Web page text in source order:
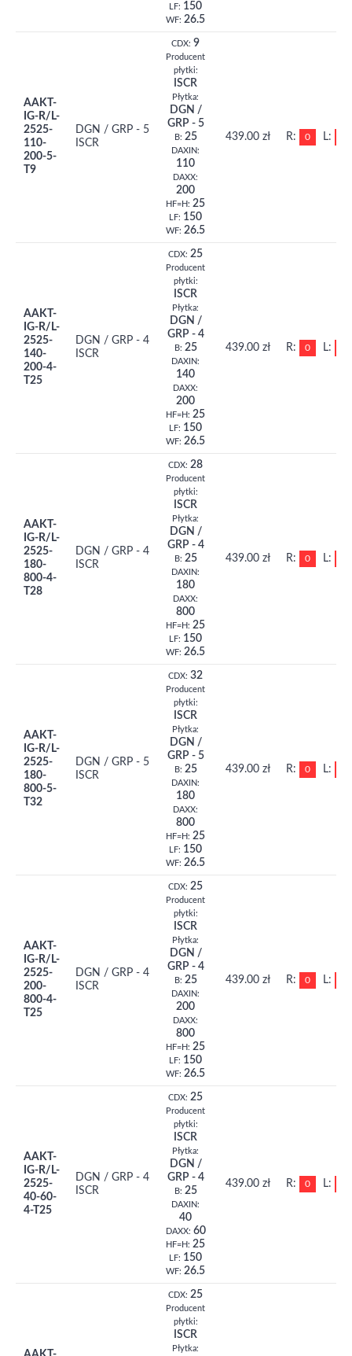
LF: 150
WF: 26.5
AAKT-
IG-R/L-
2525-
110-
200-5-
T9
DGN / GRP - 5
ISCR
CDX: 9
Producent
płytki:
ISCR
Płytka:
DGN /
GRP - 5
B: 25
DAXIN:
110
DAXX:
200
HF=H: 25
LF: 150
WF: 26.5
439.00 zł R: 0 L:
AAKT-
IG-R/L-
2525-
140-
200-4-
T25
DGN / GRP - 4
ISCR
CDX: 25
Producent
płytki:
ISCR
Płytka:
DGN /
GRP - 4
B: 25
DAXIN:
140
DAXX:
200
HF=H: 25
LF: 150
WF: 26.5
439.00 zł R: 0 L:
AAKT-
IG-R/L-
2525-
180-
800-4-
T28
DGN / GRP - 4
ISCR
CDX: 28
Producent
płytki:
ISCR
Płytka:
DGN /
GRP - 4
B: 25
DAXIN:
180
DAXX:
800
HF=H: 25
LF: 150
WF: 26.5
439.00 zł R: 0 L:
AAKT-
IG-R/L-
2525-
180-
800-5-
T32
DGN / GRP - 5
ISCR
CDX: 32
Producent
płytki:
ISCR
Płytka:
DGN /
GRP - 5
B: 25
DAXIN:
180
DAXX:
800
HF=H: 25
LF: 150
WF: 26.5
439.00 zł R: 0 L:
AAKT-
IG-R/L-
2525-
200-
800-4-
T25
DGN / GRP - 4
ISCR
CDX: 25
Producent
płytki:
ISCR
Płytka:
DGN /
GRP - 4
B: 25
DAXIN:
200
DAXX:
800
HF=H: 25
LF: 150
WF: 26.5
439.00 zł R: 0 L:
AAKT-
IG-R/L-
2525-
40-60-
4-T25
DGN / GRP - 4
ISCR
CDX: 25
Producent
płytki:
ISCR
Płytka:
DGN /
GRP - 4
B: 25
DAXIN:
40
DAXX: 60
HF=H: 25
LF: 150
WF: 26.5
439.00 zł R: 0 L:
CDX: 25
Producent
płytki:
ISCR
Płytka: